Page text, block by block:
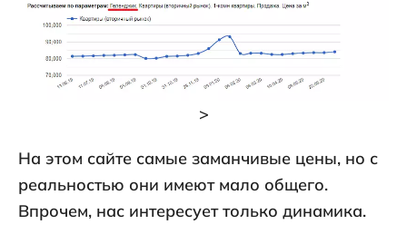
>
На этом сайте самые заманчивые цены, но с
реальностью они имеют мало общего.
Впрочем, нас интересует только динамика.